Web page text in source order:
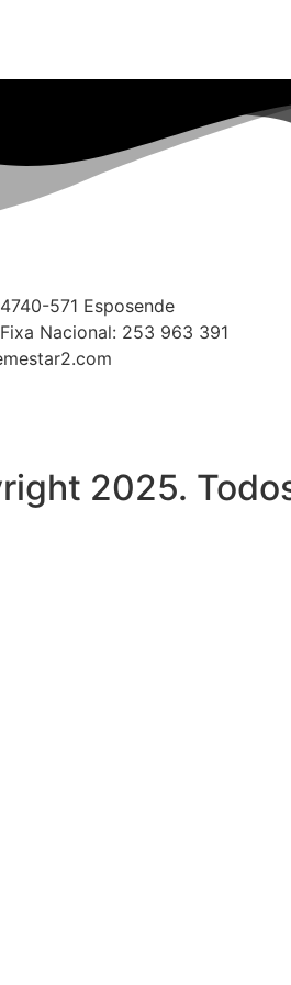
571 Esposende
Nacional: 253 963 391
2025.